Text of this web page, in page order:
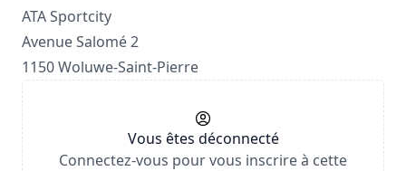
ATA Sportcity
Avenue Salomé 2
1150 Woluwe-Saint-Pierre
Vous êtes déconnecté
Connectez-vous pour vous inscrire à cette